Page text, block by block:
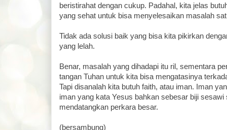
beristirahat dengan cukup. Padahal, kita jelas
yang sehat untuk bisa menyelesaikan masalah
Tidak ada solusi baik yang bisa kita pikirkan
yang lelah.
Benar, masalah yang dihadapi itu ril, sementara
tangan Tuhan untuk kita bisa mengatasinya
Tapi disanalah kita butuh faith, atau iman. Iman
iman yang kata Yesus bahkan sebesar biji sesawi
mendatangkan perkara besar.
(bersambung)